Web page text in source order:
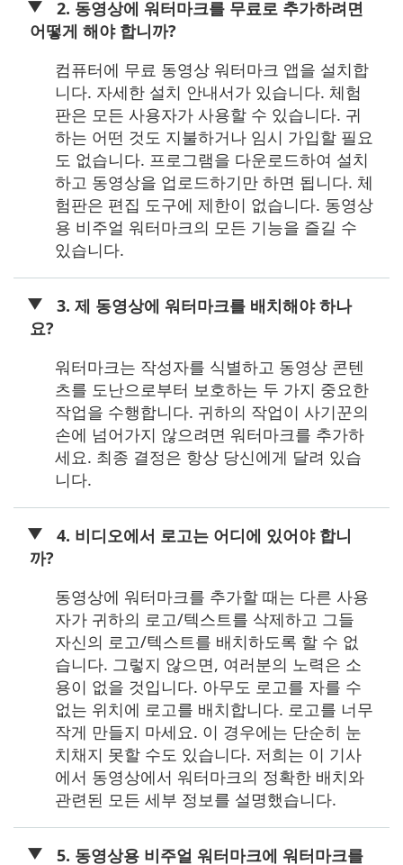
2. 동영상에 워터마크를 무료로 추가하려면
어떻게 해야 합니까?
컴퓨터에 무료 동영상 워터마크 앱을 설치합
니다. 자세한 설치 안내서가 있습니다. 체험
판은 모든 사용자가 사용할 수 있습니다. 귀
하는 어떤 것도 지불하거나 임시 가입할 필요
도 없습니다. 프로그램을 다운로드하여 설치
하고 동영상을 업로드하기만 하면 됩니다. 체
험판은 편집 도구에 제한이 없습니다. 동영상
용 비주얼 워터마크의 모든 기능을 즐길 수
있습니다.
3. 제 동영상에 워터마크를 배치해야 하나
요?
워터마크는 작성자를 식별하고 동영상 콘텐
츠를 도난으로부터 보호하는 두 가지 중요한
작업을 수행합니다. 귀하의 작업이 사기꾼의
손에 넘어가지 않으려면 워터마크를 추가하
세요. 최종 결정은 항상 당신에게 달려 있습
니다.
4. 비디오에서 로고는 어디에 있어야 합니
까?
동영상에 워터마크를 추가할 때는 다른 사용
자가 귀하의 로고/텍스트를 삭제하고 그들
자신의 로고/텍스트를 배치하도록 할 수 없
습니다. 그렇지 않으면, 여러분의 노력은 소
용이 없을 것입니다. 아무도 로고를 자를 수
없는 위치에 로고를 배치합니다. 로고를 너무
작게 만들지 마세요. 이 경우에는 단순히 눈
치채지 못할 수도 있습니다. 저희는 이 기사
에서 동영상에서 워터마크의 정확한 배치와
관련된 모든 세부 정보를 설명했습니다.
5. 동영상용 비주얼 워터마크에 워터마크를